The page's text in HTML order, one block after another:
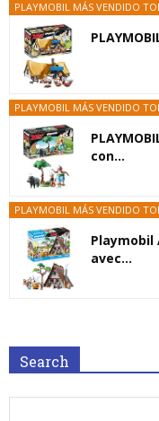
PLAYMOBIL MÁS VENDIDO
PLAYMOBIL MÁS VENDIDO
con...
PLAYMOBIL MÁS VENDIDO
Playmobil
avec...
Search